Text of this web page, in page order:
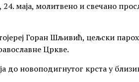
маја, молитвено и свечано
Горан Шљивић, цељски
Цркве.
до новоподигнутог крста у